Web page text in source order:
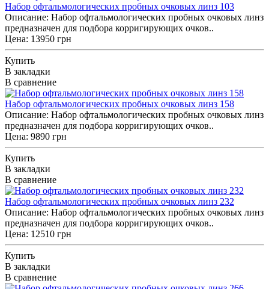
Набор офтальмологических пробных очковых линз 103
Описание: Набор офтальмологических пробных очковых линз
предназначен для подбора корригирующих очков..
Цена: 13950 грн
Купить
В закладки
В сравнение
Набор офтальмологических пробных очковых линз 158
Описание: Набор офтальмологических пробных очковых линз
предназначен для подбора корригирующих очков..
Цена: 9890 грн
Купить
В закладки
В сравнение
Набор офтальмологических пробных очковых линз 232
Описание: Набор офтальмологических пробных очковых линз
предназначен для подбора корригирующих очков..
Цена: 12510 грн
Купить
В закладки
В сравнение